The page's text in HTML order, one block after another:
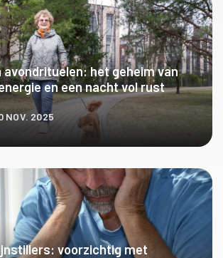
avondrituelen: het geheim van
en een nacht vol rust
NOV. 2025
ONTDEK MEER
voorzichtig met